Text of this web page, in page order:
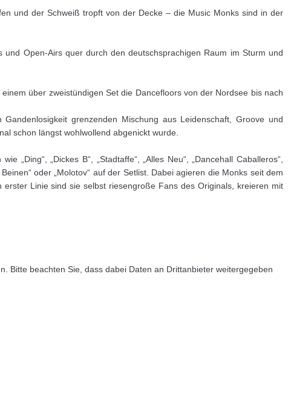
und der Schweiß tropft von der Decke – die Music Monks sind in der
Open-Airs quer durch den deutschsprachigen Raum im Sturm und
über zweistündigen Set die Dancefloors von der Nordsee bis nach
grenzenden Mischung aus Leidenschaft, Groove und
schon längst wohlwollend abgenickt wurde.
„Dickes B“, „Stadtaffe“, „Alles Neu“, „Dancehall Caballeros“,
oder „Molotov“ auf der Setlist. Dabei agieren die Monks seit dem
Linie sind sie selbst riesengroße Fans des Originals, kreieren mit
Bitte beachten Sie, dass dabei Daten an Drittanbieter weitergegeben